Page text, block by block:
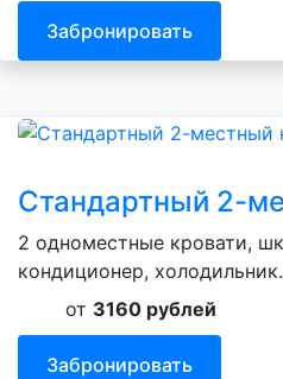
Забронировать
Стандартный 2-
2 одноместные кровати,
кондиционер, холодильник.
от 3160 рублей
Забронировать